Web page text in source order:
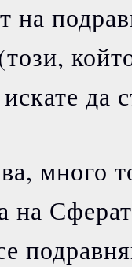
на
да
много
на